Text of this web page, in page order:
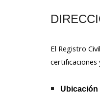
El Registro
certificaciones
Ubicación